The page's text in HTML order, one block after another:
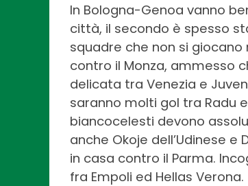
In Bologna-Genoa vanno
città, il secondo è spesso
squadre che non si giocano
contro il Monza, ammesso
delicata tra Venezia e
saranno molti gol tra Radu
biancocelesti devono
anche Okoje dell’Udinese e
in casa contro il Parma.
fra Empoli ed Hellas Verona.